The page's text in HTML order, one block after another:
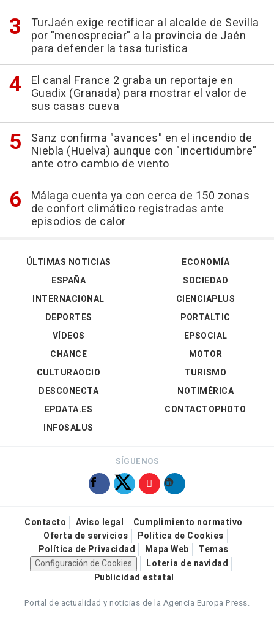
TurJaén exige rectificar al alcalde de Sevilla
por "menospreciar" a la provincia de Jaén
para defender la tasa turística
El canal France 2 graba un reportaje en
Guadix (Granada) para mostrar el valor de
sus casas cueva
Sanz confirma "avances" en el incendio de
Niebla (Huelva) aunque con "incertidumbre"
ante otro cambio de viento
Málaga cuenta ya con cerca de 150 zonas
de confort climático registradas ante
episodios de calor
ÚLTIMAS NOTICIAS
ESPAÑA
INTERNACIONAL
DEPORTES
VÍDEOS
ECONOMÍA
SOCIEDAD
CIENCIAPLUS
PORTALTIC
EPSOCIAL
CHANCE
CULTURAOCIO
DESCONECTA
EPDATA.ES
INFOSALUS
MOTOR
TURISMO
NOTIMÉRICA
CONTACTOPHOTO
SÍGUENOS
Contacto Aviso legal
Cumplimiento normativo
Oferta de servicios
Política de Cookies
Política de Privacidad
Mapa Web
Temas
Configuración de Cookies
Loteria de navidad
Publicidad estatal
Portal de actualidad y noticias de la Agencia Europa Press.